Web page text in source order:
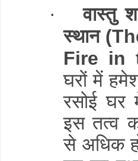
·
वास्तु
स्थान
Fire in
घरों में
रसोई घर
इस तत्व
से अधिक